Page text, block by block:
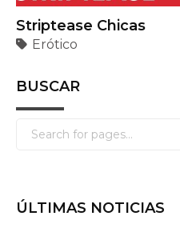
Striptease Chicas
Erótico
BUSCAR
ÚLTIMAS NOTICIAS